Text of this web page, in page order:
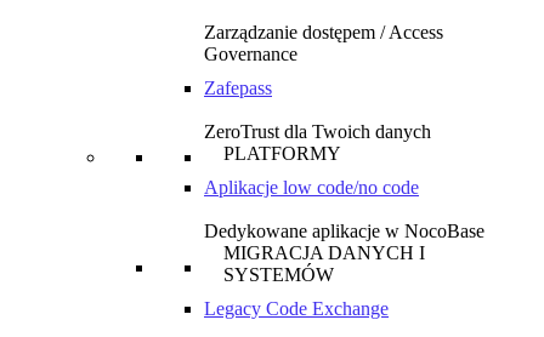
Zarządzanie dostępem / Access
Governance
Zafepass
ZeroTrust dla Twoich danych
PLATFORMY
Aplikacje low code/no code
Dedykowane aplikacje w NocoBase
MIGRACJA DANYCH I
SYSTEMÓW
Legacy Code Exchange